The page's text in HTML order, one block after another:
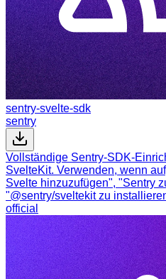
sentry-svelte-sdk
sentry
Vollständige Sentry-SDK-
SvelteKit. Verwenden, wenn
Svelte hinzuzufügen", "Sentry
"@sentry/sveltekit zu
official